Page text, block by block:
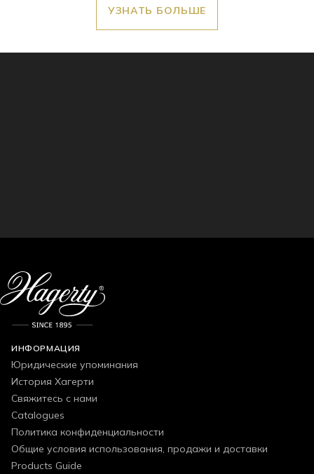
УЗНАТЬ БОЛЬШЕ
ИНФОРМАЦИЯ
Юридические упоминания
История Хагерти
Свяжитесь с нами
Catalogues
Политика конфиденциальности
Общие условия использования, продажи и доставки
Products Guide